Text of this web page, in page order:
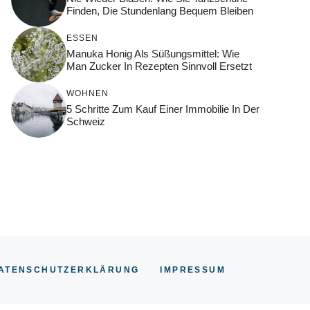
Finden, Die Stundenlang Bequem Bleiben
ESSEN
Manuka Honig Als Süßungsmittel: Wie
Man Zucker In Rezepten Sinnvoll Ersetzt
WOHNEN
5 Schritte Zum Kauf Einer Immobilie In Der
Schweiz
IMPRESSUM